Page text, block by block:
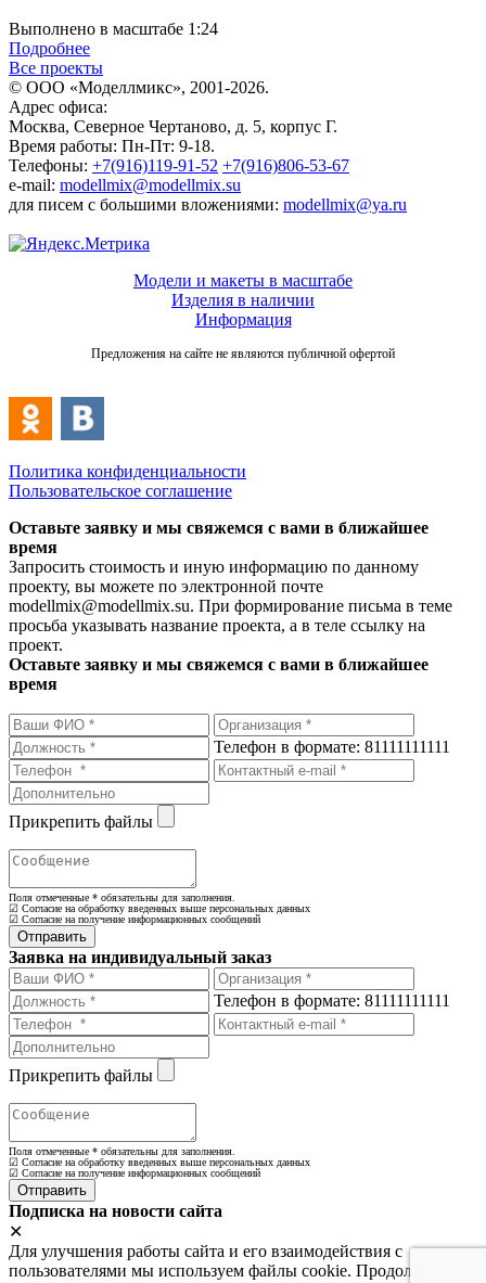
Выполнено в масштабе 1:24
Подробнее
Все проекты
© ООО «Моделлмикс», 2001-2026.
Адрес офиса:
Москва, Северное Чертаново, д. 5, корпус Г.
Время работы: Пн-Пт: 9-18.
Телефоны: +7(916)119-91-52 +7(916)806-53-67
e-mail: modellmix@modellmix.su
для писем с большими вложениями: modellmix@ya.ru
Модели и макеты в масштабе
Изделия в наличии
Информация
Предложения на сайте не являются публичной офертой
Политика конфиденциальности
Пользовательское соглашение
Оставьте заявку и мы свяжемся с вами в ближайшее
время
Запросить стоимость и иную информацию по данному
проекту, вы можете по электронной почте
modellmix@modellmix.su. При формирование письма в теме
просьба указывать название проекта, а в теле ссылку на
проект.
Оставьте заявку и мы свяжемся с вами в ближайшее
время
Телефон в формате: 81111111111
Прикрепить файлы
Поля отмеченные * обязательны для заполнения.
☑ Согласие на обработку введенных выше персональных данных
☑ Согласие на получение информационных сообщений
Заявка на индивидуальный заказ
Телефон в формате: 81111111111
Прикрепить файлы
Поля отмеченные * обязательны для заполнения.
☑ Согласие на обработку введенных выше персональных данных
☑ Согласие на получение информационных сообщений
Подписка на новости сайта
✕
Для улучшения работы сайта и его взаимодействия с
пользователями мы используем файлы cookie. Продолжая